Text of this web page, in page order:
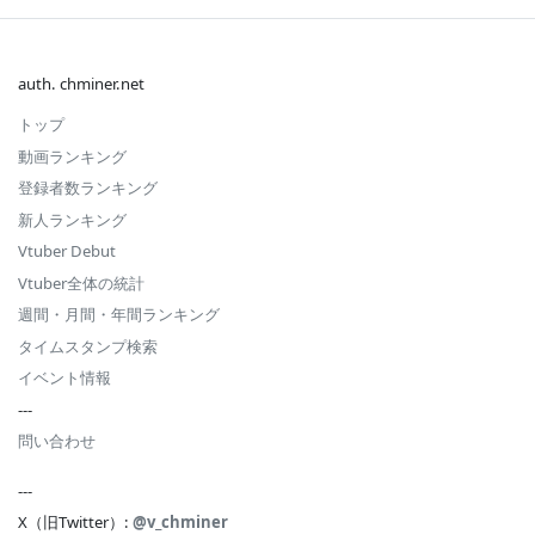
auth. chminer.net
トップ
動画ランキング
登録者数ランキング
新人ランキング
Vtuber Debut
Vtuber全体の統計
週間・月間・年間ランキング
タイムスタンプ検索
イベント情報
---
問い合わせ
---
X（旧Twitter）: @v_chminer